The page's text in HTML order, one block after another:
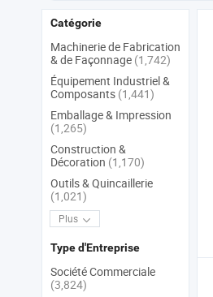
Catégorie
Machinerie de Fabrication
& de Façonnage (1,742)
Équipement Industriel &
Composants (1,441)
Emballage & Impression
(1,265)
Construction &
Décoration (1,170)
Outils & Quincaillerie
(1,021)
Plus
Type d'Entreprise
Société Commerciale
(3,824)